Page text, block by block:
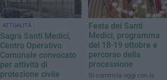
ATTUALITÀ
Sagra Santi Medici,
Centro Operativo
Comunale convocato
per attività di
protezione civile
Festa dei Santi
Medici, programma
del 18-19 ottobre e
percorso della
processione
Si comincia oggi con la